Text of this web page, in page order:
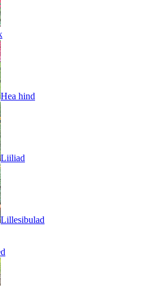
Hea hind
Liiliad
Lillesibulad